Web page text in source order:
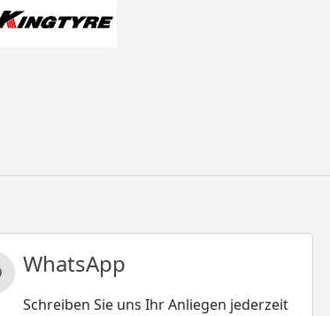
WhatsApp
Schreiben Sie uns Ihr Anliegen jederzeit